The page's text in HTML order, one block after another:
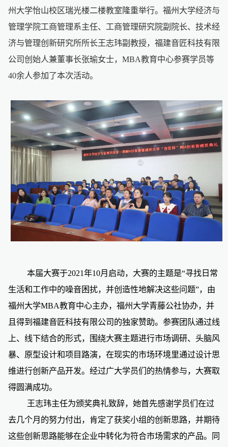
州大学怡山校区瑞光楼二楼教室隆重举行。福州大学经济与
管理学院工商管理系主任、工商管理研究院副院长、技术经
济与管理创新研究所所长王志玮副教授，福建音匠科技有限
公司创始人兼董事长张瑜女士，MBA教育中心参赛学员等
40余人参加了本次活动。
本届大赛于2021年10月启动， 大赛的主题是“寻找日常
生活和工作中的噪音困扰，并创造性地解决这些问题”， 由
福州大学MBA教育中心主办，福州大学青藤公社协办，并
且得到福建音匠科技有限公司的独家赞助。参赛团队通过线
上、线下结合的形式，围绕大赛主题进行市场调研、头脑风
暴、原型设计和项目路演，在现实的市场环境里通过设计思
维进行创新产品开发。经过广大学员们的热情参与，大赛取
得圆满成功。
王志玮主任为颁奖典礼致辞，她首先感谢学员们在过
去几个月的努力付出，肯定了获奖小组的创新思路，并期待
这些创新思路能够在企业中转化为符合市场需求的产品。同